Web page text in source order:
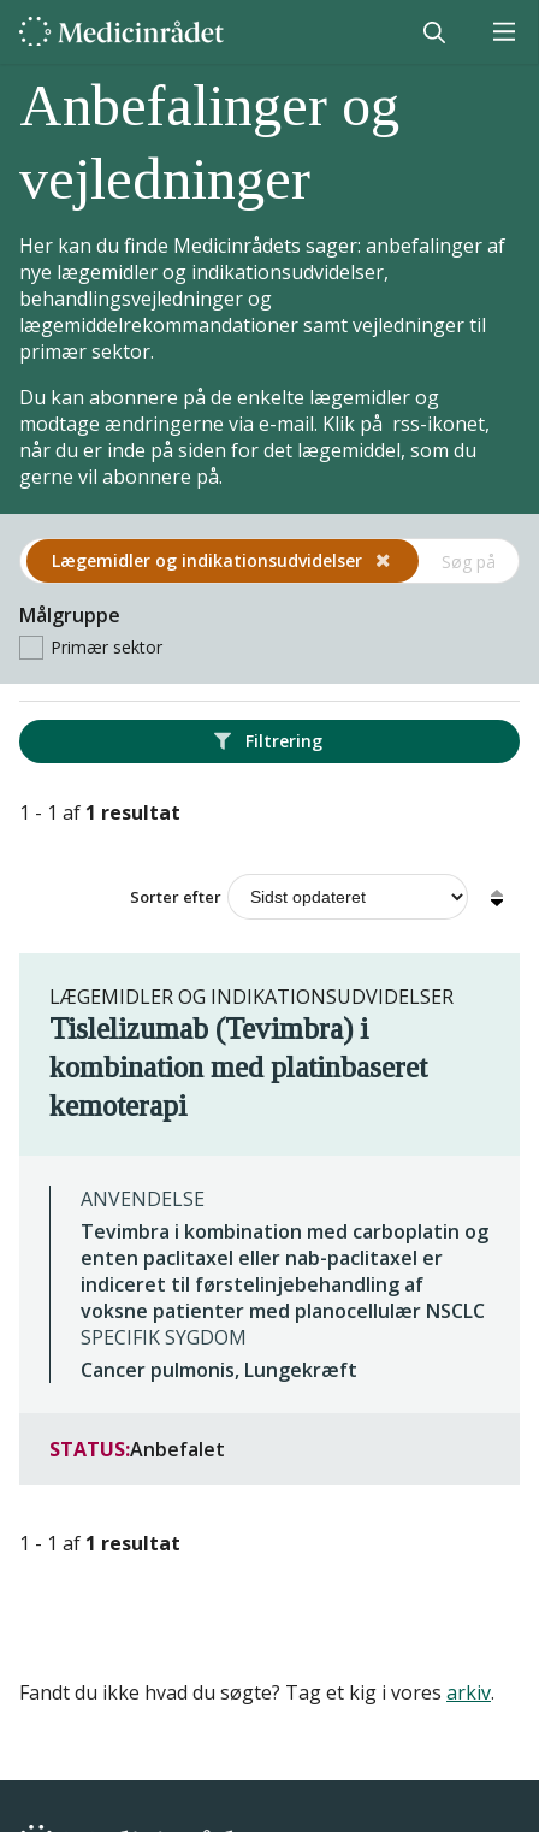
Anbefalinger og
vejledninger
Her kan du finde Medicinrådets sager: anbefalinger af
nye lægemidler og indikationsudvidelser,
behandlingsvejledninger og
lægemiddelrekommandationer samt vejledninger til
primær sektor.
Du kan abonnere på de enkelte lægemidler og
modtage ændringerne via e-mail. Klik på rss-ikonet,
når du er inde på siden for det lægemiddel, som du
gerne vil abonnere på.
Lægemidler og indikations­udvidelser
Målgruppe
Primær sektor
Filtrering
1 - 1 af 1 resultat
Sorter efter
LÆGEMIDLER OG INDIKATIONSUDVIDELSER
Tislelizumab (Tevimbra) i
kombination med platinbaseret
kemoterapi
ANVENDELSE
Tevimbra i kombination med carboplatin og
enten paclitaxel eller nab-paclitaxel er
indiceret til førstelinjebehandling af
voksne patienter med planocellulær NSCLC
SPECIFIK SYGDOM
Cancer pulmonis, Lungekræft
STATUS:Anbefalet
1 - 1 af 1 resultat
Fandt du ikke hvad du søgte? Tag et kig i vores arkiv.